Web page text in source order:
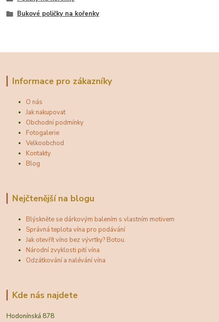
Bukové poličky na kořenky
Informace pro zákazníky
O nás
Jak nakupovat
Obchodní podmínky
Fotogalerie
Velkoobchod
Kontakty
Blog
Nejčtenější na blogu
Blýskněte se dárkovým balením s vlastním motivem
Správná teplota vína pro podávání
Jak otevřít víno bez vývrtky? Botou.
Národní zvyklosti pití vína
Odzátkování a nalévání vína
Kde nás najdete
Hodonínská 878